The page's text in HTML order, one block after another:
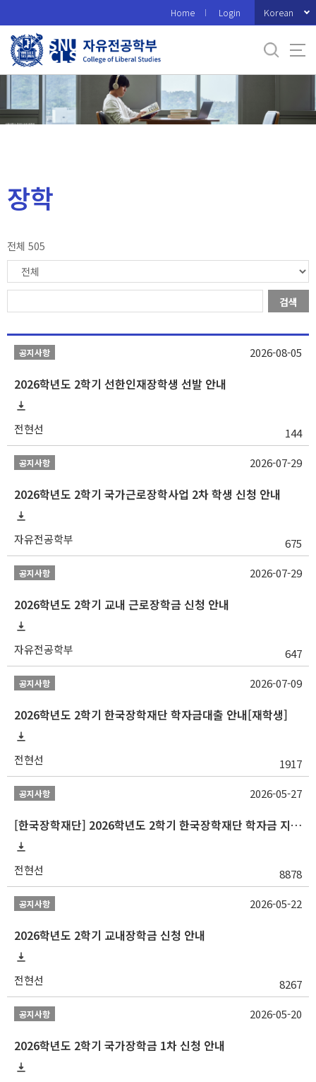
로
메
Home Login Korean
장학
전체 505
검색
공지사항
2026학년도 2학기 선한인재장학생 선발 안내
전현선 144
2026-08-05
공지사항
2026학년도 2학기 국가근로장학사업 2차 학생 신청 안내
자유전공학부 675
2026-07-29
공지사항
2026학년도 2학기 교내 근로장학금 신청 안내
자유전공학부 647
2026-07-29
공지사항
2026학년도 2학기 한국장학재단 학자금대출 안내[재학생]
전현선 1917
2026-07-09
공지사항
[한국장학재단] 2026학년도 2학기 한국장학재단 학자금 지원구간 산정 신청 안내
전현선 8878
2026-05-27
공지사항
2026학년도 2학기 교내장학금 신청 안내
전현선 8267
2026-05-22
공지사항
2026학년도 2학기 국가장학금 1차 신청 안내
2026-05-20